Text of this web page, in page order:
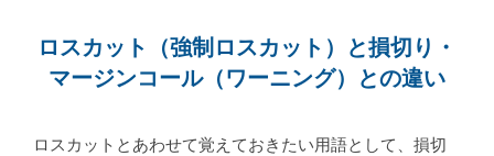
ロスカット（強制ロスカット）と損切り・
マージンコール（ワーニング）との違い
ロスカットとあわせて覚えておきたい用語として、損切